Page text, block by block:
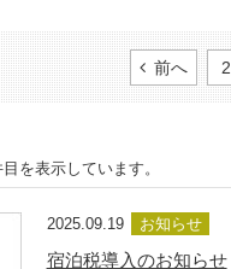
前へ 2
を表示しています。
2025.09.19 お知らせ
宿泊税導入のお知らせ